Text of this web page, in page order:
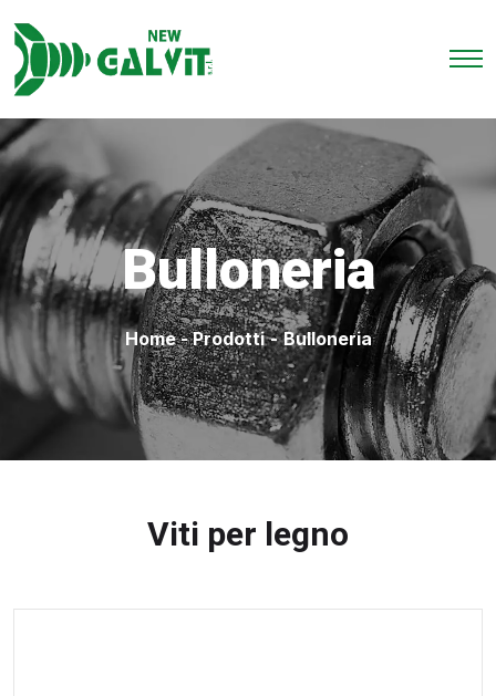
Bulloneria
Home - Prodotti - Bulloneria
Viti per legno